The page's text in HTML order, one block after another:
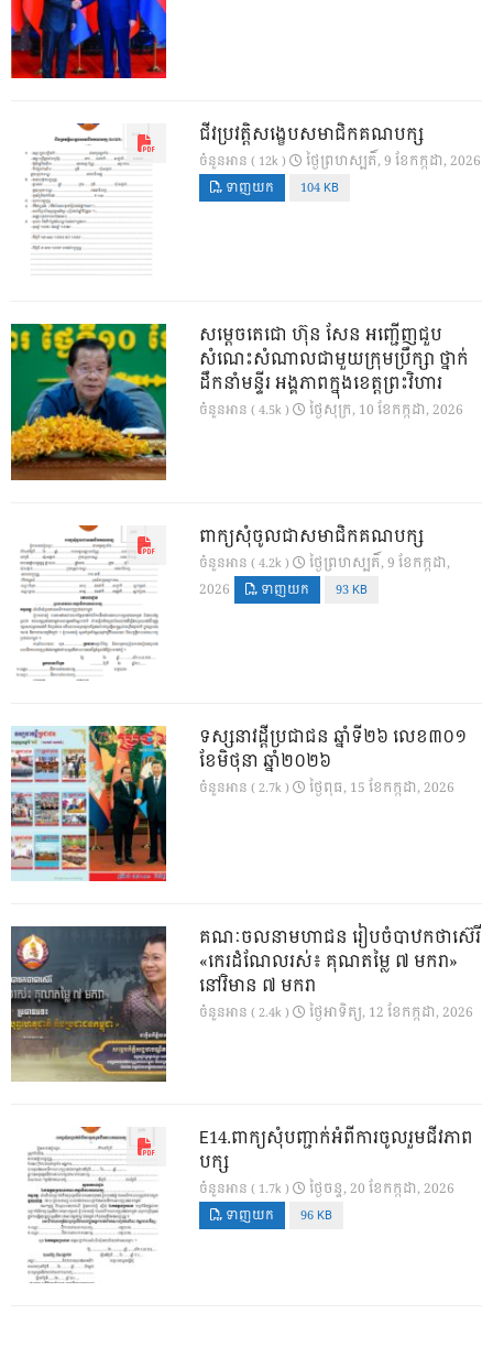
ជីវប្រវត្តិសង្ខេបសមាជិកគណបក្ស
ចំនួនអាន ( 12k ) ថ្ងៃ​ព្រហស្បតិ៍, 9 ខែ​កក្កដា, 2026
ទាញយក 104 KB
សម្តេចតេជោ ហ៊ុន សែន អញ្ជើញជួប
សំណេះសំណាលជាមួយក្រុមប្រឹក្សា ថ្នាក់
ដឹកនាំមន្ទីរ អង្គភាពក្នុងខេត្តព្រះវិហារ
ចំនួនអាន ( 4.5k ) ថ្ងៃ​សុក្រ, 10 ខែ​កក្កដា, 2026
ពាក្យសុំចូលជាសមាជិកគណបក្ស
ចំនួនអាន ( 4.2k )
ថ្ងៃ​ព្រហស្បតិ៍, 9 ខែ​កក្កដា,
2026
ទាញយក 93 KB
ទស្សនាវដ្ដីប្រជាជន ឆ្នាំទី២៦ លេខ៣០១
ខែមិថុនា ឆ្នាំ២០២៦
ចំនួនអាន ( 2.7k ) ថ្ងៃ​ពុធ, 15 ខែ​កក្កដា, 2026
គណៈចលនាមហាជន រៀបចំបាឋកថាស៊េរី
«កេរដំណែលរស់៖ គុណតម្លៃ ៧ មករា»
នៅវិមាន ៧ មករា
ចំនួនអាន ( 2.4k ) ថ្ងៃ​អាទិត្យ, 12 ខែ​កក្កដា, 2026
E14.ពាក្យសុំបញ្ជាក់អំពីការចូលរួមជីវភាព
បក្ស
ចំនួនអាន ( 1.7k ) ថ្ងៃ​ចន្ទ, 20 ខែ​កក្កដា, 2026
ទាញយក 96 KB